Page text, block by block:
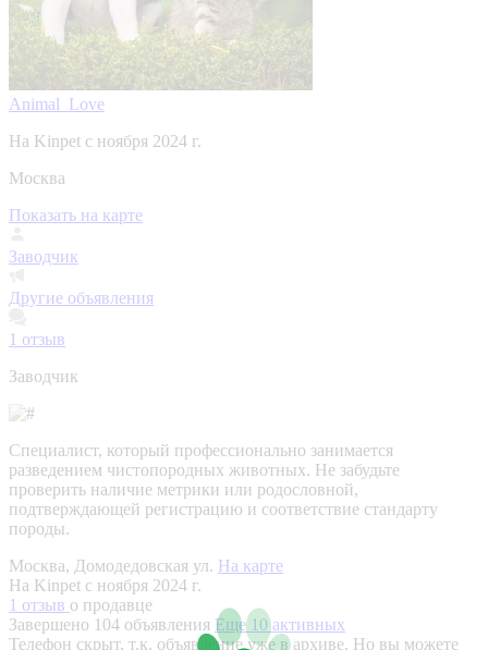
Animal_Love
На Kinpet c ноября 2024 г.
Москва
Показать на карте
Заводчик
Другие объявления
1 отзыв
Заводчик
Специалист, который профессионально занимается
разведением чистопородных животных. Не забудьте
проверить наличие метрики или родословной,
подтверждающей регистрацию и соответствие стандарту
породы.
Москва, Домодедовская ул. На карте
На Kinpet c ноября 2024 г.
1 отзыв о продавце
Завершено 104 объявления Еще 10 активных
Телефон скрыт, т.к. объявление уже в архиве. Но вы можете